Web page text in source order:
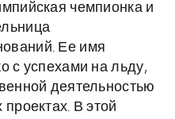
чемпионка и
Ее имя
с успехами на льду,
деятельностью
В этой